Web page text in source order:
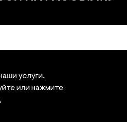
услуги,
или нажмите